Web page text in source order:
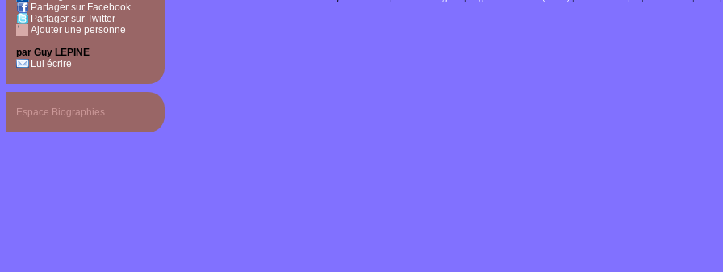
Partager sur Facebook
Partager sur Twitter
Ajouter une personne
par Guy LEPINE
Lui écrire
Espace Biographies